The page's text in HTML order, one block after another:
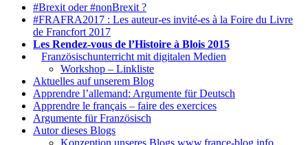
#Brexit oder #nonBrexit ?
#FRAFRA2017 : Les auteur-es invité-es à la Foire du Livre
de Francfort 2017
Les Rendez-vous de l’Histoire à Blois 2015
Französischunterricht mit digitalen Medien
Workshop – Linkliste
Aktuelles auf unserem Blog
Apprendre l’allemand: Argumente für Deutsch
Apprendre le français – faire des exercices
Argumente für Französisch
Autor dieses Blogs
Konzeption unseres Blogs www.france-blog.info